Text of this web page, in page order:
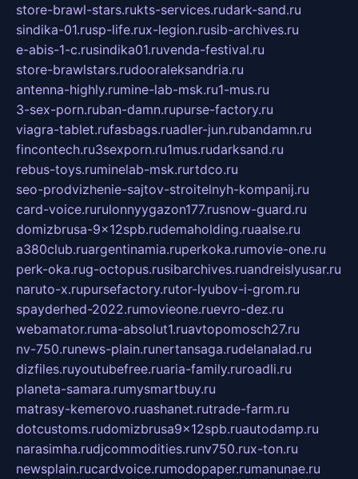
store-brawl-stars.rukts-services.rudark-sand.ru
sindika-01.rusp-life.rux-legion.rusib-archives.ru
e-abis-1-c.rusindika01.ruvenda-festival.ru
store-brawlstars.rudooraleksandria.ru
antenna-highly.rumine-lab-msk.ru1-mus.ru
3-sex-porn.ruban-damn.rupurse-factory.ru
viagra-tablet.rufasbags.ruadler-jun.rubandamn.ru
fincontech.ru3sexporn.ru1mus.rudarksand.ru
rebus-toys.ruminelab-msk.rurtdco.ru
seo-prodvizhenie-sajtov-stroitelnyh-kompanij.ru
card-voice.rurulonnyygazon177.rusnow-guard.ru
domizbrusa-9x12spb.rudemaholding.ruaalse.ru
a380club.ruargentinamia.ruperkoka.rumovie-one.ru
perk-oka.rug-octopus.rusibarchives.ruandreislyusar.ru
naruto-x.rupursefactory.rutor-lyubov-i-grom.ru
spayderhed-2022.rumovieone.ruevro-dez.ru
webamator.ruma-absolut1.ruavtopomosch27.ru
nv-750.runews-plain.runertansaga.rudelanalad.ru
dizfiles.ruyoutubefree.ruaria-family.ruroadli.ru
planeta-samara.rumysmartbuy.ru
matrasy-kemerovo.ruashanet.rutrade-farm.ru
dotcustoms.rudomizbrusa9x12spb.ruautodamp.ru
narasimha.rudjcommodities.runv750.rux-ton.ru
newsplain.rucardvoice.rumodopaper.rumanunae.ru